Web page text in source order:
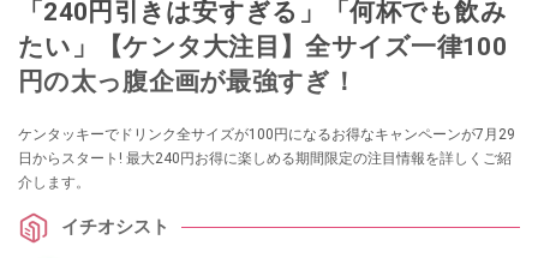
「240円引きは安すぎる」「何杯でも飲み
たい」【ケンタ大注目】全サイズ一律100
円の太っ腹企画が最強すぎ！
ケンタッキーでドリンク全サイズが100円になるお得なキャンペーンが7月29
日からスタート! 最大240円お得に楽しめる期間限定の注目情報を詳しくご紹
介します。
イチオシスト